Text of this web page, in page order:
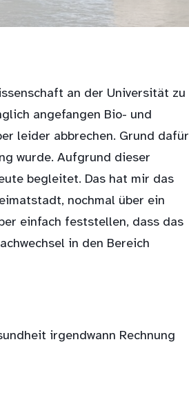
an der Universität zu
angefangen Bio- und
leider abbrechen. Grund dafür
wurde. Aufgrund dieser
begleitet. Das hat mir das
nochmal über ein
einfach feststellen, dass das
in den Bereich
irgendwann Rechnung